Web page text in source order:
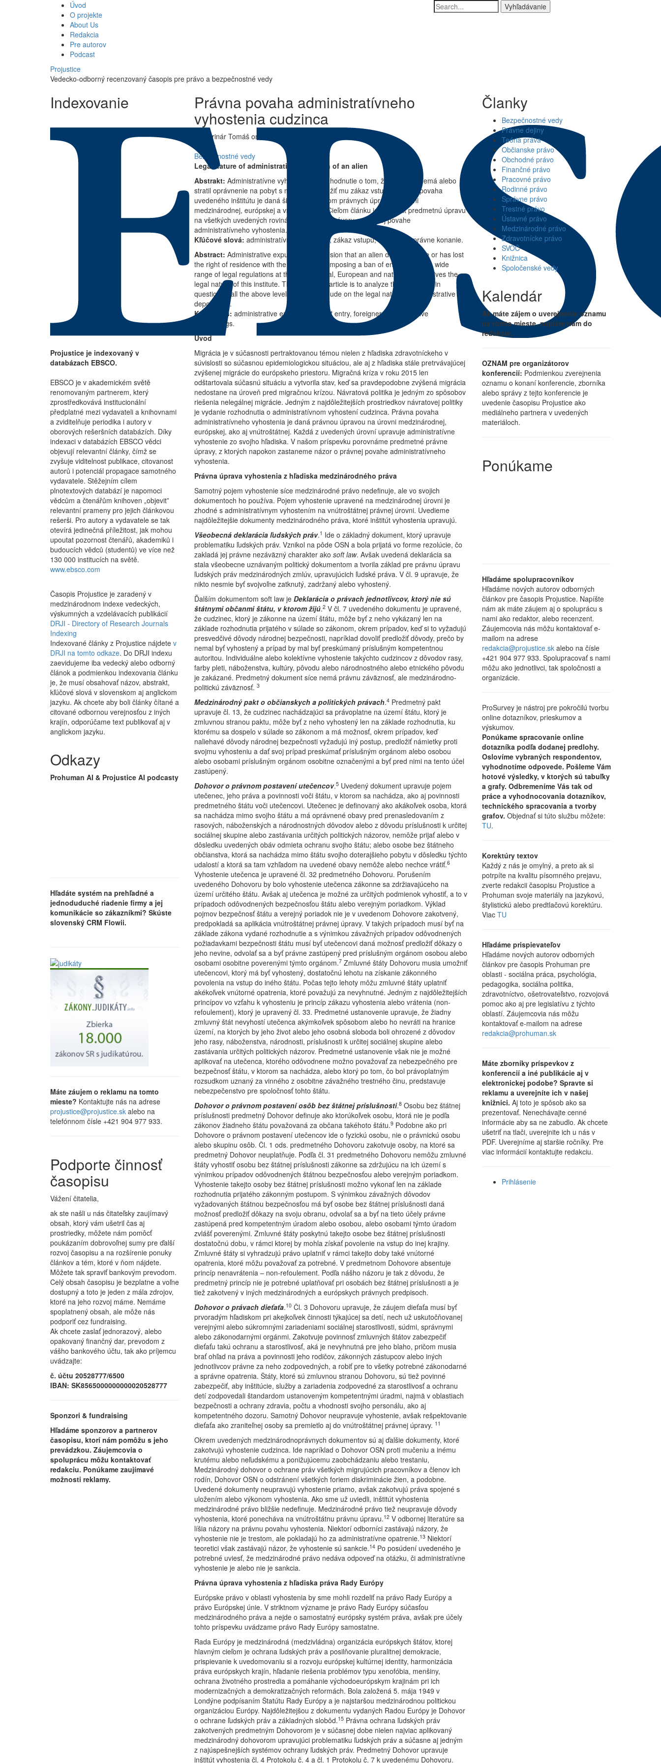
Main
navigation
Úvod
O projekte
About Us
Redakcia
Pre autorov
Podcast
Vyhľadávanie
Projustice
Vedecko-odborný recenzovaný časopis pre právo a bezpečnostné vedy
Právna povaha administratívneho
vyhostenia cudzinca
Škrinár Tomášon
Články
Bezpečnostné vedy
Legal nature of administrative expulsion of an alien
Abstrakt: Administratívne vyhostenie je rozhodnutie o tom, že cudzinec nemá alebo
stratil oprávnenie na pobyt s možnosťou uložiť mu zákaz vstupu. Právna povaha
uvedeného inštitútu je daná širokým spektrom právnych úprav na úrovni
medzinárodnej, európskej a vnútroštátnej. Cieľom článku je rozobrať predmetnú úpravu
na všetkých uvedených rovinách a dospieť k záveru o právnej povahe
administratívneho vyhostenia.
Kľúčové slová: administratívne vyhostenie, zákaz vstupu, cudzinec, správne konanie.
Abstract: Administrative expulsion is a decision that an alien does not have or has lost
the right of residence with the possibility of imposing a ban of entry on him. A wide
range of legal regulations at the international, European and national levels gives the
legal nature of this institute. The aim of the article is to analyze the regulation in
question at all the above levels and to conclude on the legal nature of administrative
deportation.
Key words: administrative expulsion, ban of entry, foreigner, administrative
proceedings.
Úvod
Migrácia je v súčasnosti pertraktovanou témou nielen z hľadiska zdravotníckeho v
súvislosti so súčasnou epidemiologickou situáciou, ale aj z hľadiska stále pretrvávajúcej
zvýšenej migrácie do európskeho priestoru. Migračná kríza v roku 2015 len
odštartovala súčasnú situáciu a vytvorila stav, keď sa pravdepodobne zvýšená migrácia
nedostane na úroveň pred migračnou krízou. Návratová politika je jedným zo spôsobov
riešenia nelegálnej migrácie. Jedným z najdôležitejších prostriedkov návratovej politiky
je vydanie rozhodnutia o administratívnom vyhostení cudzinca. Právna povaha
administratívneho vyhostenia je daná právnou úpravou na úrovni medzinárodnej,
európskej, ako aj vnútroštátnej. Každá z uvedených úrovní upravuje administratívne
vyhostenie zo svojho hľadiska. V našom príspevku porovnáme predmetné právne
úpravy, z ktorých napokon zastaneme názor o právnej povahe administratívneho
vyhostenia.
Právna úprava vyhostenia z hľadiska medzinárodného práva
Samotný pojem vyhostenie síce medzinárodné právo nedefinuje, ale vo svojich
dokumentoch ho používa. Pojem vyhostenie upravené na medzinárodnej úrovni je
zhodné s administratívnym vyhostením na vnútroštátnej právnej úrovni. Uvedieme
najdôležitejšie dokumenty medzinárodného práva, ktoré inštitút vyhostenia upravujú.
Všeobecná deklarácia ľudských práv.1 Ide o základný dokument, ktorý upravuje
problematiku ľudských práv. Vznikol na pôde OSN a bola prijatá vo forme rezolúcie, čo
zakladá jej právne nezáväzný charakter ako soft law. Avšak uvedená deklarácia sa
stala všeobecne uznávaným politický dokumentom a tvorila základ pre právnu úpravu
ľudských práv medzinárodných zmlúv, upravujúcich ľudské práva. V čl. 9 upravuje, že
nikto nesmie byť svojvoľne zatknutý, zadržaný alebo vyhostený.
Ďalším dokumentom soft law je Deklarácia o právach jednotlivcov, ktorý nie sú
štátnymi občanmi štátu, v ktorom žijú.2V čl. 7 uvedeného dokumentu je upravené,
že cudzinec, ktorý je zákonne na území štátu, môže byť z neho vykázaný len na
základe rozhodnutia prijatého v súlade so zákonom, okrem prípadov, keď si to vyžadujú
presvedčivé dôvody národnej bezpečnosti, napríklad dovoliť predložiť dôvody, prečo by
nemal byť vyhostený a prípad by mal byť preskúmaný príslušným kompetentnou
autoritou. Individuálne alebo kolektívne vyhostenie takýchto cudzincov z dôvodov rasy,
farby pleti, náboženstva, kultúry, pôvodu alebo národnostného alebo etnického pôvodu
je zakázané. Predmetný dokument síce nemá právnu záväznosť, ale medzinárodno-
politickú záväznosť. 3
Medzinárodný pakt o občianskych a politických právach.4Predmetný pakt
upravuje čl. 13, že cudzinec nachádzajúci sa právoplatne na území štátu, ktorý je
zmluvnou stranou paktu, môže byť z neho vyhostený len na základe rozhodnutia, ku
ktorému sa dospelo v súlade so zákonom a má možnosť, okrem prípadov, keď
naliehavé dôvody národnej bezpečnosti vyžadujú iný postup, predložiť námietky proti
svojmu vyhosteniu a dať svoj prípad preskúmať príslušným orgánom alebo osobou
alebo osobami príslušným orgánom osobitne označenými a byť pred nimi na tento účel
zastúpený.
Dohovor o právnom postavení utečencov.5Uvedený dokument upravuje pojem
utečenec, jeho práva a povinnosti voči štátu, v ktorom sa nachádza, ako aj povinnosti
predmetného štátu voči utečencovi. Utečenec je definovaný ako akákoľvek osoba, ktorá
sa nachádza mimo svojho štátu a má oprávnené obavy pred prenasledovaním z
rasových, náboženských a národnostných dôvodov alebo z dôvodu príslušnosti k určitej
sociálnej skupine alebo zastávania určitých politických názorov, nemôže prijať alebo v
dôsledku uvedených obáv odmieta ochranu svojho štátu; alebo osobe bez štátneho
občianstva, ktorá sa nachádza mimo štátu svojho doterajšieho pobytu v dôsledku týchto
udalostí a ktorá sa tam vzhľadom na uvedené obavy nemôže alebo nechce vrátiť.6
Vyhostenie utečenca je upravené čl. 32 predmetného Dohovoru. Porušením
uvedeného Dohovoru by bolo vyhostenie utečenca zákonne sa zdržiavajúceho na
území určitého štátu. Avšak aj utečenca je možné za určitých podmienok vyhostiť, a to v
prípadoch odôvodnených bezpečnosťou štátu alebo verejným poriadkom. Výklad
pojmov bezpečnosť štátu a verejný poriadok nie je v uvedenom Dohovore zakotvený,
predpokladá sa aplikácia vnútroštátnej právnej úpravy. V takých prípadoch musí byť na
základe zákona vydané rozhodnutie a s výnimkou závažných prípadov odôvodnených
požiadavkami bezpečnosti štátu musí byť utečencovi daná možnosť predložiť dôkazy o
jeho nevine, odvolať sa a byť právne zastúpený pred príslušným orgánom osobou alebo
osobami osobitne poverenými týmto orgánom.7Zmluvné štáty Dohovoru musia umožniť
utečencovi, ktorý má byť vyhostený, dostatočnú lehotu na získanie zákonného
povolenia na vstup do iného štátu. Počas tejto lehoty môžu zmluvné štáty uplatniť
akékoľvek vnútorné opatrenia, ktoré považujú za nevyhnutné. Jedným z najdôležitejších
princípov vo vzťahu k vyhosteniu je princíp zákazu vyhostenia alebo vrátenia (non-
refoulement), ktorý je upravený čl. 33. Predmetné ustanovenie upravuje, že žiadny
zmluvný štát nevyhostí utečenca akýmkoľvek spôsobom alebo ho nevráti na hranice
území, na ktorých by jeho život alebo jeho osobná sloboda boli ohrozené z dôvodov
jeho rasy, náboženstva, národnosti, príslušnosti k určitej sociálnej skupine alebo
zastávania určitých politických názorov. Predmetné ustanovenie však nie je možné
aplikovať na utečenca, ktorého odôvodnene možno považovať za nebezpečného pre
bezpečnosť štátu, v ktorom sa nachádza, alebo ktorý po tom, čo bol právoplatným
rozsudkom uznaný za vinného z osobitne závažného trestného činu, predstavuje
nebezpečenstvo pre spoločnosť tohto štátu.
Dohovor o právnom postavení osôb bez štátnej príslušnosti.8Osobu bez štátnej
príslušnosti predmetný Dohovor definuje ako ktorúkoľvek osobu, ktorá nie je podľa
zákonov žiadneho štátu považovaná za občana takéhoto štátu.9Podobne ako pri
Dohovore o právnom postavení utečencov ide o fyzickú osobu, nie o právnickú osobu
alebo skupinu osôb. Čl. 1 ods. predmetného Dohovoru zakotvuje osoby, na ktoré sa
predmetný Dohovor neuplatňuje. Podľa čl. 31 predmetného Dohovoru nemôžu zmluvné
štáty vyhostiť osobu bez štátnej príslušnosti zákonne sa zdržujúcu na ich území s
výnimkou prípadov odôvodnených štátnou bezpečnosťou alebo verejným poriadkom.
Vyhostenie takejto osoby bez štátnej príslušnosti možno vykonať len na základe
rozhodnutia prijatého zákonným postupom. S výnimkou závažných dôvodov
vyžadovaných štátnou bezpečnosťou má byť osobe bez štátnej príslušnosti daná
možnosť predložiť dôkazy na svoju obranu, odvolať sa a byť na tieto účely právne
zastúpená pred kompetentným úradom alebo osobou, alebo osobami týmto úradom
zvlášť poverenými. Zmluvné štáty poskytnú takejto osobe bez štátnej príslušnosti
dostatočnú dobu, v rámci ktorej by mohla získať povolenie na vstup do inej krajiny.
Zmluvné štáty si vyhradzujú právo uplatniť v rámci takejto doby také vnútorné
opatrenia, ktoré môžu považovať za potrebné. V predmetnom Dohovore absentuje
princíp nenavrátenia – non-refoulement. Podľa nášho názoru je tak z dôvodu, že
predmetný princíp nie je potrebné uplatňovať pri osobách bez štátnej príslušnosti a je
tiež zakotvený v iných medzinárodných a európskych právnych predpisoch.
Dohovor o právach dieťaťa.10Čl. 3 Dohovoru upravuje, že záujem dieťaťa musí byť
prvoradým hľadiskom pri akejkoľvek činnosti týkajúcej sa detí, nech už uskutočňovanej
verejnými alebo súkromnými zariadeniami sociálnej starostlivosti, súdmi, správnymi
alebo zákonodarnými orgánmi. Zakotvuje povinnosť zmluvných štátov zabezpečiť
dieťaťu takú ochranu a starostlivosť, aká je nevyhnutná pre jeho blaho, pričom musia
brať ohľad na práva a povinnosti jeho rodičov, zákonných zástupcov alebo iných
jednotlivcov právne za neho zodpovedných, a robiť pre to všetky potrebné zákonodarné
a správne opatrenia. Štáty, ktoré sú zmluvnou stranou Dohovoru, sú tiež povinné
zabezpečiť, aby inštitúcie, služby a zariadenia zodpovedné za starostlivosť a ochranu
detí zodpovedali štandardom ustanoveným kompetentnými úradmi, najmä v oblastiach
bezpečnosti a ochrany zdravia, počtu a vhodnosti svojho personálu, ako aj
kompetentného dozoru. Samotný Dohovor neupravuje vyhostenie, avšak rešpektovanie
dieťaťa ako zraniteľnej osoby sa premietlo aj do vnútroštátnej právnej úpravy. 11
Okrem uvedených medzinárodnoprávnych dokumentov sú aj ďalšie dokumenty, ktoré
zakotvujú vyhostenie cudzinca. Ide napríklad o Dohovor OSN proti mučeniu a inému
krutému alebo neľudskému a ponižujúcemu zaobchádzaniu alebo trestaniu,
Medzinárodný dohovor o ochrane práv všetkých migrujúcich pracovníkov a členov ich
rodín, Dohovor OSN o odstránení všetkých foriem diskriminácie žien, a podobne.
Uvedené dokumenty neupravujú vyhostenie priamo, avšak zakotvujú práva spojené s
uložením alebo výkonom vyhostenia. Ako sme už uviedli, inštitút vyhostenia
medzinárodné právo bližšie nedefinuje. Medzinárodné právo tiež neupravuje dôvody
vyhostenia, ktoré ponecháva na vnútroštátnu právnu úpravu.12V odbornej literatúre sa
líšia názory na právnu povahu vyhostenia. Niektorí odborníci zastávajú názory, že
vyhostenie nie je trestom, ale pokladajú ho za administratívne opatrenie.13Niektorí
teoretici však zastávajú názor, že vyhostenie sú sankcie.14Po posúdení uvedeného je
potrebné uviesť, že medzinárodné právo nedáva odpoveď na otázku, či administratívne
vyhostenie je alebo nie je sankcia.
Právna úprava vyhostenia z hľadiska práva Rady Európy
Európske právo v oblasti vyhostenia by sme mohli rozdeliť na právo Rady Európy a
právo Európskej únie. V striktnom význame je právo Rady Európy súčasťou
medzinárodného práva a nejde o samostatný európsky systém práva, avšak pre účely
tohto príspevku uvádzame právo Rady Európy samostatne.
Rada Európy je medzinárodná (medzivládna) organizácia európskych štátov, ktorej
hlavným cieľom je ochrana ľudských práv a posilňovanie pluralitnej demokracie,
prispievanie k uvedomovaniu si a rozvoju európskej kultúrnej identity, harmonizácia
práva európskych krajín, hľadanie riešenia problémov typu xenofóbia, menšiny,
ochrana životného prostredia a pomáhanie východoeurópskym krajinám pri ich
modernizačných a demokratizačných reformách. Bola založená 5. mája 1949 v
Londýne podpísaním Štatútu Rady Európy a je najstaršou medzinárodnou politickou
organizáciou Európy. Najdôležitejšou z dokumentu vydaných Radou Európy je Dohovor
o ochrane ľudských práv a základných slobôd.15Právna ochrana ľudských práv
zakotvených predmetným Dohovorom je v súčasnej dobe nielen najviac aplikovaný
medzinárodný dohovorom upravujúci problematiku ľudských práv a súčasne aj jedným
z najúspešnejších systémov ochrany ľudských práv. Predmetný Dohovor upravuje
inštitút vyhostenia čl. 4 Protokolu č. 4 a čl. 1 Protokolu č. 7 k uvedenému Dohovoru.
Indexovanie
Projustice je indexovaný v
databázach EBSCO.
EBSCO je v akademickém světě
renomovaným partnerem, který
zprostředkovává institucionální
předplatné mezi vydavateli a knihovnami
a zviditelňuje periodika i autory v
oborových rešeršních databázích. Díky
indexaci v databázích EBSCO vědci
objevují relevantní články, čímž se
zvyšuje viditelnost publikace, citovanost
autorů i potenciál propagace samotného
vydavatele. Stěžejním cílem
plnotextových databází je napomoci
vědcům a čtenářům knihoven „objevit”
relevantní prameny pro jejich článkovou
rešerši. Pro autory a vydavatele se tak
otevírá jedinečná příležitost, jak mohou
upoutat pozornost čtenářů, akademiků i
budoucích vědců (studentů) ve více než
130 000 institucích na světě.
www.ebsco.com
Časopis Projustice je zaradený v
medzinárodnom indexe vedeckých,
výskumných a vzdelávacích publikácií
DRJI - Directory of Research Journals
Indexing
Indexované články z Projustice nájdete v
DRJI na tomto odkaze. Do DRJI indexu
zaevidujeme iba vedecký alebo odborný
článok a podmienkou indexovania článku
je, že musí obsahovať názov, abstrakt,
kľúčové slová v slovenskom aj anglickom
jazyku. Ak chcete aby boli články čítané a
citované odbornou verejnosťou z iných
krajín, odporúčame text publikovať aj v
anglickom jazyku.
Odkazy
Prohuman AI & Projustice AI podcasty
Hľadáte systém na prehľadné a
jednoduduché riadenie firmy a jej
komunikácie so zákazníkmi? Skúste
slovenský CRM Flowii.
Máte záujem o reklamu na tomto
mieste? Kontaktujte nás na adrese
projustice@projustice.sk alebo na
telefónnom čísle +421 904 977 933.
Podporte činnosť
časopisu
Vážení čitatelia,
ak ste našli u nás čitateľsky zaujímavý
obsah, ktorý vám ušetril čas aj
prostriedky, môžete nám pomôcť
poukázaním dobrovoľnej sumy pre ďalší
rozvoj časopisu a na rozšírenie ponuky
článkov a tém, ktoré v ňom nájdete.
Môžete tak spraviť bankovým prevodom.
Celý obsah časopisu je bezplatne a voľne
dostupný a toto je jeden z mála zdrojov,
ktoré na jeho rozvoj máme. Nemáme
spoplatnený obsah, ale môže nás
podporiť cez fundraising.
Ak chcete zaslať jednorazový, alebo
opakovaný finančný dar, prevodom z
vášho bankového účtu, tak ako príjemcu
uvádzajte:
č. účtu 20528777/6500
IBAN: SK8565000000000020528777
Sponzori & fundraising
Hľadáme sponzorov a partnerov
časopisu, ktorí nám pomôžu s jeho
prevádzkou. Záujemcovia o
spoluprácu môžu kontaktovať
redakciu. Ponúkame zaujímavé
možnosti reklamy.
Članky
Bezpečnostné vedy
Právne dejiny
Teória práva
Občianske právo
Obchodné právo
Finančné právo
Pracovné právo
Rodinné právo
Správne právo
Trestné právo
Ústavné právo
Medzinárodné právo
Zdravotnícke právo
SVOČ
Knižnica
Spoločenské vedy
Kalendár
Ak máte zájem o uverejnenie oznamu
na tomto mieste, napíšte nám do
redakcie.
OZNAM pre organizátorov
konferencií: Podmienkou zverejnenia
oznamu o konaní konferencie, zborníka
alebo správy z tejto konferencie je
uvedenie časopisu Projustice ako
mediálneho partnera v uvedených
materiáloch.
Ponúkame
Hľadáme spolupracovníkov
Hľadáme nových autorov odborných
článkov pre časopis Projustice. Napíšte
nám ak máte záujem aj o spoluprácu s
nami ako redaktor, alebo recenzent.
Záujemcovia nás môžu kontaktovať e-
mailom na adrese
redakcia@projustice.skalebo na čísle
+421 904 977 933. Spolupracovať s nami
môžu ako jednotlivci, tak spoločnosti a
organizácie.
ProSurvey je nástroj pre pokročilú tvorbu
online dotazníkov, prieskumov a
výskumov.
Ponúkame spracovanie online
dotazníka podľa dodanej predlohy.
Oslovíme vybraných respondentov,
vyhodnotíme odpovede. Pošleme Vám
hotové výsledky, v ktorých sú tabuľky
a grafy. Odbremeníme Vás tak od
práce a vyhodnocovania dotazníkov,
technického spracovania a tvorby
grafov. Objednať si túto službu môžete:
TU.
Korektúry textov
Každý z nás je omylný, a preto ak si
potrpíte na kvalitu písomného prejavu,
zverte redakcii časopisu Projustice a
Prohuman svoje materiály na jazykovú,
štylistickú alebo predtlačovú korektúru.
Viac TU
Hľadáme prispievateľov
Hľadáme nových autorov odborných
článkov pre časopis Prohuman pre
oblasti - sociálna práca, psychológia,
pedagogika, sociálna politika,
zdravotníctvo, ošetrovateľstvo, rozvojová
pomoc ako aj pre legislatívu z týchto
oblastí. Záujemcovia nás môžu
kontaktovať e-mailom na adrese
redakcia@prohuman.sk
Máte zborníky príspevkov z
konferencií a iné publikácie aj v
elektronickej podobe? Spravte si
reklamu a uverejníte ich v našej
knižnici. Aj toto je spôsob ako sa
prezentovať. Nenechávajte cenné
informácie aby sa ne zabudlo. Ak chcete
ušetriť na tlači, uverejnite ich u nás v
PDF. Uverejníme aj staršie ročníky. Pre
viac informácií kontaktujte redakciu.
Prihlásenie